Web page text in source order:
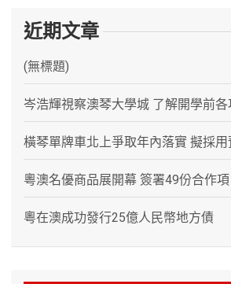
近期文章
(無標題)
岑浩輝視察澳琴大學城 了解開學前
橫琴單牌車北上爭取年內落實 擬採
粵澳名優商品展開幕 簽署49份合作項
粵在澳成功發行25億人民幣地方債